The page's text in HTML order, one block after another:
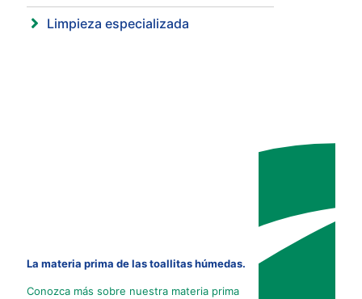
Limpieza especializada
La materia prima de las toallitas húmedas.
Conozca más sobre nuestra materia prima